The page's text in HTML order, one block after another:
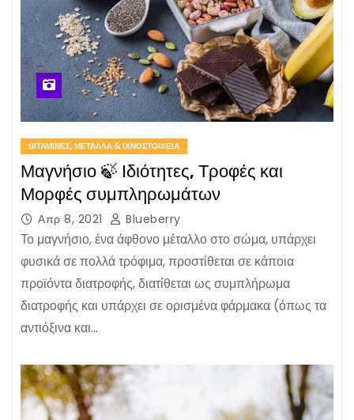
ΒΙΤΑΜΊΝΕΣ, ΜΈΤΑΛΛΑ & ΙΧΝΟΣΤΟΙΧΕΊΑ
Μαγνήσιο 🍃 Ιδιότητες, Τροφές και
Μορφές συμπληρωμάτων
Απρ 8, 2021 Blueberry
Το μαγνήσιο, ένα άφθονο μέταλλο στο σώμα, υπάρχει
φυσικά σε πολλά τρόφιμα, προστίθεται σε κάποια
προϊόντα διατροφής, διατίθεται ως συμπλήρωμα
διατροφής και υπάρχει σε ορισμένα φάρμακα (όπως τα
αντιόξινα και…